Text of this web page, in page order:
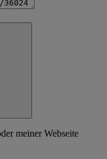
meiner Webseite